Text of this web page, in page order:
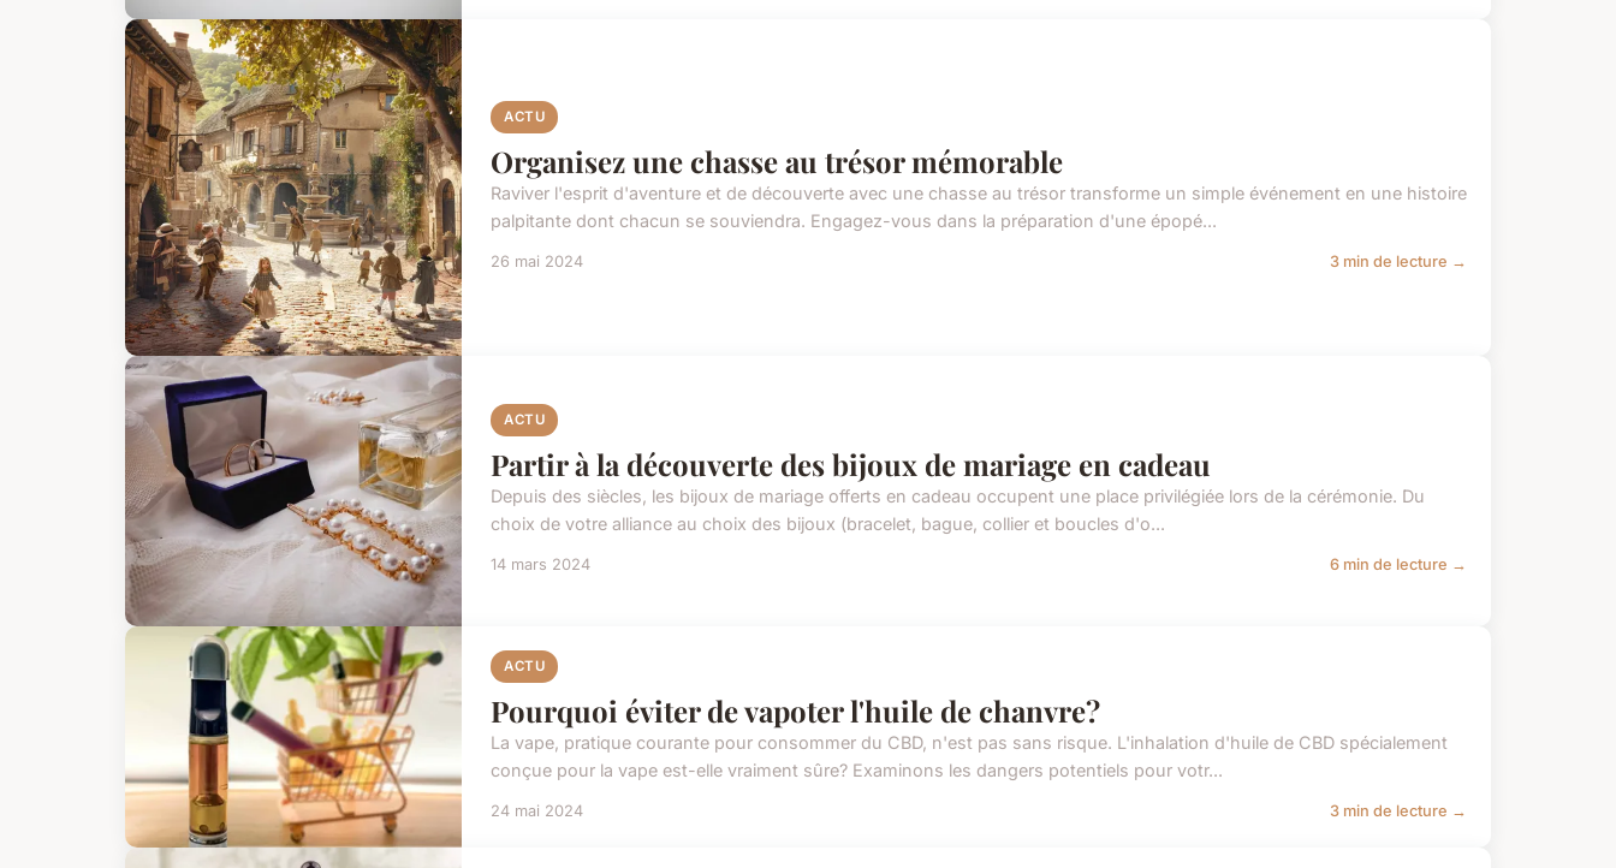
ACTU
Organisez une chasse au trésor mémorable
Raviver l'esprit d'aventure et de découverte avec une chasse au trésor transforme un simple événement en une histoire
palpitante dont chacun se souviendra. Engagez-vous dans la préparation d'une épopé...
26 mai 2024 3 min de lecture →
ACTU
Partir à la découverte des bijoux de mariage en cadeau
Depuis des siècles, les bijoux de mariage offerts en cadeau occupent une place privilégiée lors de la cérémonie. Du
choix de votre alliance au choix des bijoux (bracelet, bague, collier et boucles d'o...
14 mars 2024 6 min de lecture →
ACTU
Pourquoi éviter de vapoter l'huile de chanvre?
La vape, pratique courante pour consommer du CBD, n'est pas sans risque. L'inhalation d'huile de CBD spécialement
conçue pour la vape est-elle vraiment sûre? Examinons les dangers potentiels pour votr...
24 mai 2024 3 min de lecture →